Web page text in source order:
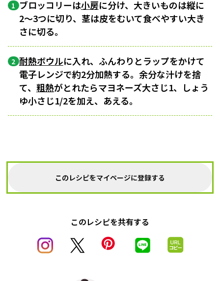
1 ブロッコリーは小房に分け、大きいものは縦に
2〜3つに切り、茎は皮をむいて食べやすい大き
さに切る。
2 耐熱ボウルに入れ、ふんわりとラップをかけて
電子レンジで約2分加熱する。余分な汁けを捨
て、 粗熱がとれたらマヨネーズ大さじ1、しょう
ゆ小さじ1/2を加え、あえる。
このレシピをマイページに登録する
このレシピを共有する